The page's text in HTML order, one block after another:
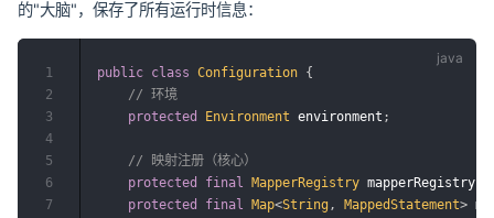
的"大脑"，保存了所有运行时信息：
public class Configuration {
// 环境
protected
Environment environment ;
// 映射注册（核心）
protected
final MapperRegistry mapperRegistry
protected
final Map<String , MappedStatement>
1
2
3
4
5
6
7